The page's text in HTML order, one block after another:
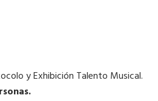
y Exhibición Talento Musical.